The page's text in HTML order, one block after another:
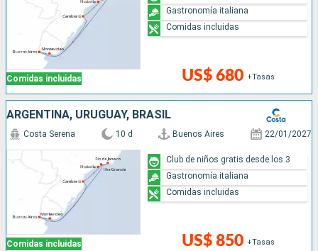
Comidas incluidas US$ 680 +Tasas
Gastronomía italiana
Comidas incluidas
ARGENTINA, URUGUAY, BRASIL
Comidas incluidas
Costa Serena 10 d Buenos Aires 22/01/2027
US$ 850 +Tasas
Club de niños gratis desde los 3
Gastronomía italiana
Comidas incluidas